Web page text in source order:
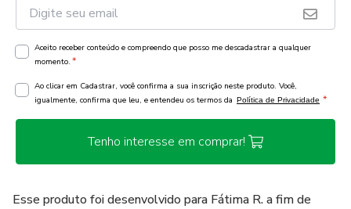
Aceito receber conteúdo e compreendo que posso me descadastrar a qualquer
momento. *
Ao clicar em Cadastrar, você confirma a sua inscrição neste produto. Você,
igualmente, confirma que leu, e entendeu os termos da Política de Privacidade *
Tenho interesse em comprar!
Esse produto foi desenvolvido para Fátima R. a fim de